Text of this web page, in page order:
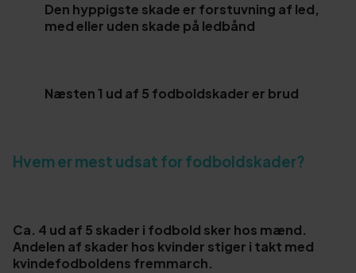
Den hyppigste skade er forstuvning af led,
med eller uden skade på ledbånd
Næsten 1 ud af 5 fodboldskader er brud
Hvem er mest udsat for fodboldskader?
Ca. 4 ud af 5 skader i fodbold sker hos mænd.
Andelen af skader hos kvinder stiger i takt med
kvindefodboldens fremmarch.